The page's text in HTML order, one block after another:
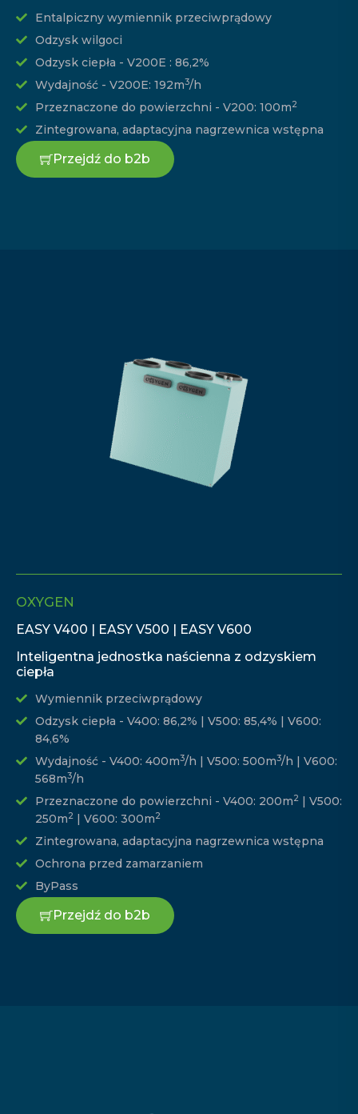
Entalpiczny wymiennik przeciwprądowy
Odzysk wilgoci
Odzysk ciepła - V200E : 86,2%
Wydajność - V200E: 192m3/h
Przeznaczone do powierzchni - V200: 100m2
Zintegrowana, adaptacyjna nagrzewnica wstępna
Przejdź do b2b
OXYGEN
EASY V400 | EASY V500 | EASY V600
Inteligentna jednostka naścienna z odzyskiem
ciepła
Wymiennik przeciwprądowy
Odzysk ciepła - V400: 86,2% | V500: 85,4% | V600:
84,6%
Wydajność - V400: 400m3/h | V500: 500m3/h | V600:
568m3/h
Przeznaczone do powierzchni - V400: 200m2
| V500:
250m2 | V600: 300m2
Zintegrowana, adaptacyjna nagrzewnica wstępna
Ochrona przed zamarzaniem
ByPass
Przejdź do b2b